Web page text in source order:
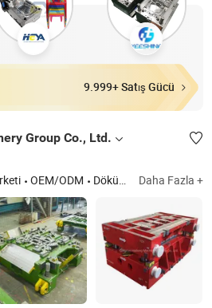
9.999+ Satış Gücü
Group Co., Ltd.
OEM/ODM Döküm ürünü, Metal şekillendirme kalıbı, Metal şekillendirme parçası, Plastik enjeksiyon kalıbı, Döküm, Kamyon gövdesi Daha Fazla +